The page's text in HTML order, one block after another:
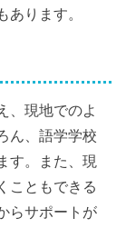
あります。
、現地でのよ
ん、語学学校
す。また、現
こともできる
らサポートが